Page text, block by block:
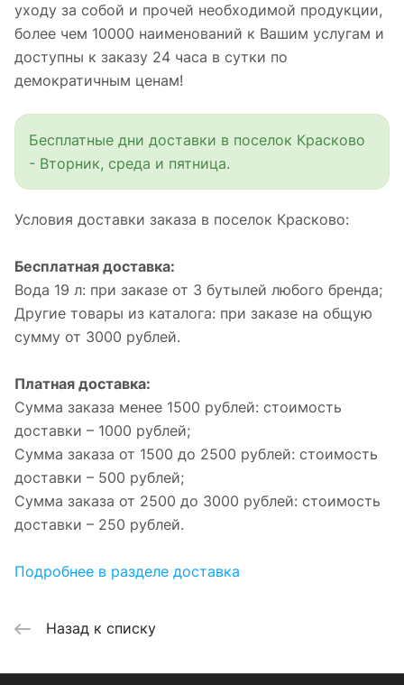
уходу за собой и прочей необходимой продукции,
более чем 10000 наименований к Вашим услугам и
доступны к заказу 24 часа в сутки по
демократичным ценам!
Бесплатные дни доставки в поселок Красково
- Вторник, среда и пятница.
Условия доставки заказа в поселок Красково:
Бесплатная доставка:
Вода 19 л: при заказе от 3 бутылей любого бренда;
Другие товары из каталога: при заказе на общую
сумму от 3000 рублей.
Платная доставка:
Сумма заказа менее 1500 рублей: стоимость
доставки – 1000 рублей;
Сумма заказа от 1500 до 2500 рублей: стоимость
доставки – 500 рублей;
Сумма заказа от 2500 до 3000 рублей: стоимость
доставки – 250 рублей.
Подробнее в разделе доставка
Назад к списку